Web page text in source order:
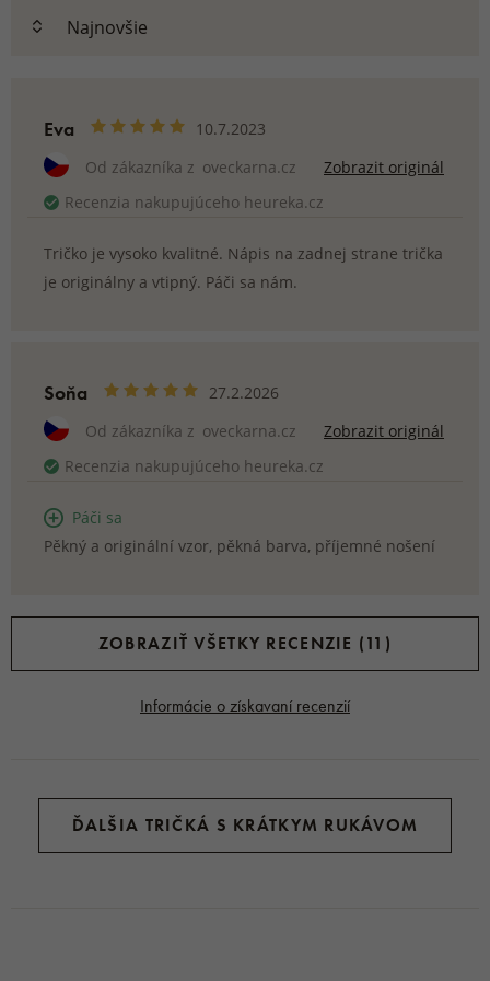
Eva
10.7.2023
Od zákazníka z oveckarna.cz
Zobrazit originál
Recenzia nakupujúceho heureka.cz
Tričko je vysoko kvalitné. Nápis na zadnej strane trička
je originálny a vtipný. Páči sa nám.
Soňa
27.2.2026
Od zákazníka z oveckarna.cz
Zobrazit originál
Recenzia nakupujúceho heureka.cz
Páči sa
Pěkný a originální vzor, pěkná barva, příjemné nošení
ZOBRAZIŤ VŠETKY RECENZIE (11)
Informácie o získavaní recenzií
ĎALŠIA TRIČKÁ S KRÁTKYM RUKÁVOM